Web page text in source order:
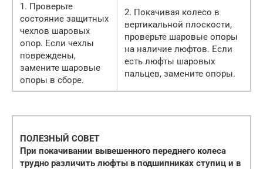
1. Проверьте
состояние защитных
чехлов шаровых
опор. Если чехлы
повреждены,
замените шаровые
опоры в сборе.
2. Покачивая колесо в
вертикальной плоскости,
проверьте шаровые опоры
на наличие люфтов. Если
есть люфты шаровых
пальцев, замените опоры.
ПОЛЕЗНЫЙ СОВЕТ
При покачивании вывешенного переднего колеса
трудно различить люфты в подшипниках ступиц и в